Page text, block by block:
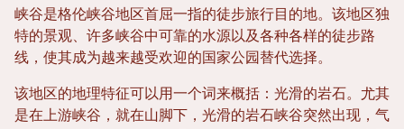
峡谷是格伦峡谷地区首屈一指的徒步旅行目的地。该地区独
特的景观、许多峡谷中可靠的水源以及各种各样的徒步路
线，使其成为越来越受欢迎的国家公园替代选择。
该地区的地理特征可以用一个词来概括：光滑的岩石。尤其
是在上游峡谷，就在山脚下，光滑的岩石峡谷突然出现，气